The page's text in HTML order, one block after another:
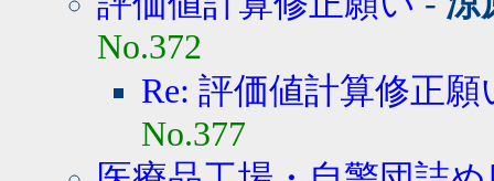
No.372
Re: 評価値計算修正願
No.377